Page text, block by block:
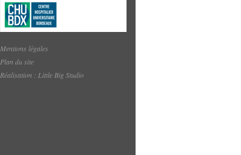
Mentions légales
Plan du site
Réalisation : Little Big Studio